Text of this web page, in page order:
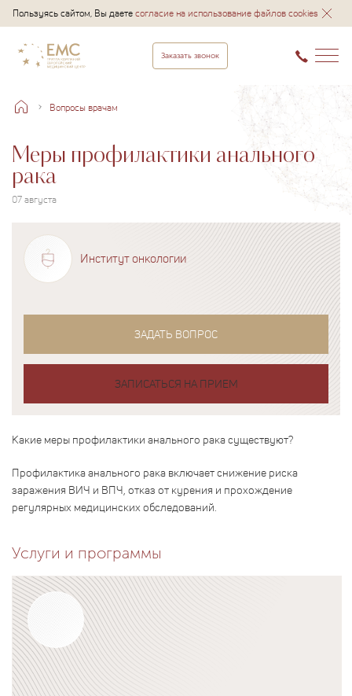
Пользуясь сайтом, Вы даетесогласие на использование файлов cookies
Заказать звонок
Вопросы врачам
Меры профилактики анального
рака
07 августа
Институт онкологии
ЗАДАТЬ ВОПРОС
ЗАПИСАТЬСЯ НА ПРИЕМ
Какие меры профилактики анального рака существуют?
Профилактика анального рака включает снижение риска
заражения ВИЧ и ВПЧ, отказ от курения и прохождение
регулярных медицинских обследований.
Услуги и программы